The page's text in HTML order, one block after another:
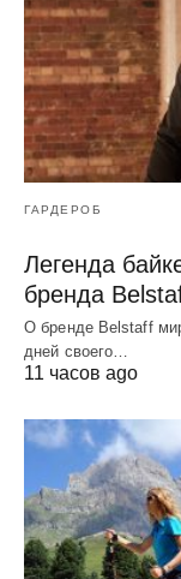
ГАРДЕРОБ
Легенда
бренда
О бренде Belstaff
дней своего…
11 часов ago